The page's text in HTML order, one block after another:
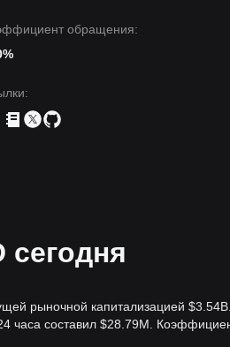
обращения:
:
сегодня
рыночной капитализацией
часа составил $28.79M.